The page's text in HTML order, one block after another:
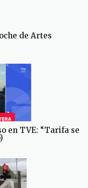
de Artes
en TVE: “Tarifa se